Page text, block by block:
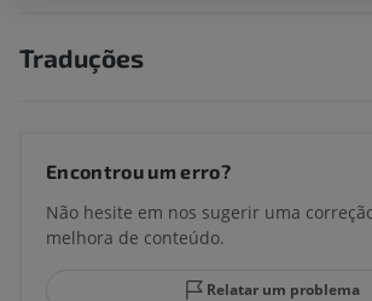
Traduções
Encontrou um erro?
Não hesite em nos sugerir uma
melhora de conteúdo.
Relatar um problema